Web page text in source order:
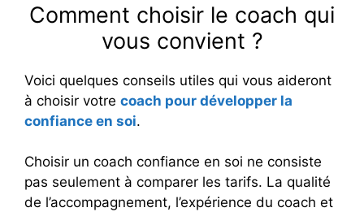
Comment choisir le coach qui
vous convient ?
Voici quelques conseils utiles qui vous aideront
à choisir votre coach pour développer la
confiance en soi.
Choisir un coach confiance en soi ne consiste
pas seulement à comparer les tarifs. La qualité
de l’accompagnement, l’expérience du coach et